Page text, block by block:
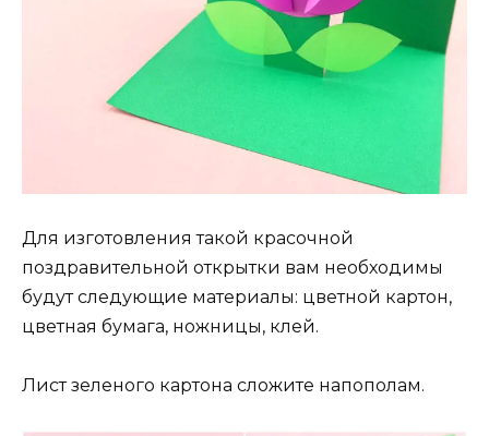
Для изготовления такой красочной
поздравительной открытки вам необходимы
будут следующие материалы: цветной картон,
цветная бумага, ножницы, клей.
Лист зеленого картона сложите напополам.